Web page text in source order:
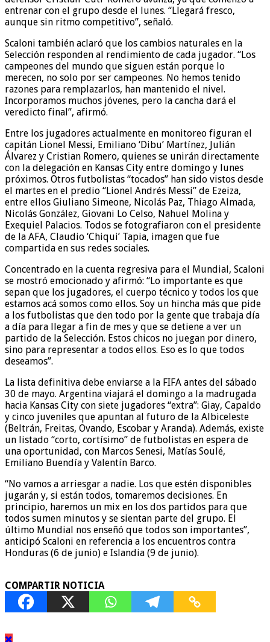
entrenar con el grupo desde el lunes. “Llegará fresco,
aunque sin ritmo competitivo”, señaló.
Scaloni también aclaró que los cambios naturales en la
Selección responden al rendimiento de cada jugador. “Los
campeones del mundo que siguen están porque lo
merecen, no solo por ser campeones. No hemos tenido
razones para remplazarlos, han mantenido el nivel.
Incorporamos muchos jóvenes, pero la cancha dará el
veredicto final”, afirmó.
Entre los jugadores actualmente en monitoreo figuran el
capitán Lionel Messi, Emiliano ‘Dibu’ Martínez, Julián
Álvarez y Cristian Romero, quienes se unirán directamente
con la delegación en Kansas City entre domingo y lunes
próximos. Otros futbolistas “tocados” han sido vistos desde
el martes en el predio “Lionel Andrés Messi” de Ezeiza,
entre ellos Giuliano Simeone, Nicolás Paz, Thiago Almada,
Nicolás González, Giovani Lo Celso, Nahuel Molina y
Exequiel Palacios. Todos se fotografiaron con el presidente
de la AFA, Claudio ‘Chiqui’ Tapia, imagen que fue
compartida en sus redes sociales.
Concentrado en la cuenta regresiva para el Mundial, Scaloni
se mostró emocionado y afirmó: “Lo importante es que
sepan que los jugadores, el cuerpo técnico y todos los que
estamos acá somos como ellos. Soy un hincha más que pide
a los futbolistas que den todo por la gente que trabaja día
a día para llegar a fin de mes y que se detiene a ver un
partido de la Selección. Estos chicos no juegan por dinero,
sino para representar a todos ellos. Eso es lo que todos
deseamos”.
La lista definitiva debe enviarse a la FIFA antes del sábado
30 de mayo. Argentina viajará el domingo a la madrugada
hacia Kansas City con siete jugadores “extra”: Giay, Capaldo
y cinco juveniles que apuntan al futuro de la Albiceleste
(Beltrán, Freitas, Ovando, Escobar y Aranda). Además, existe
un listado “corto, cortísimo” de futbolistas en espera de
una oportunidad, con Marcos Senesi, Matías Soulé,
Emiliano Buendía y Valentín Barco.
“No vamos a arriesgar a nadie. Los que estén disponibles
jugarán y, si están todos, tomaremos decisiones. En
principio, haremos un mix en los dos partidos para que
todos sumen minutos y se sientan parte del grupo. El
último Mundial nos enseñó que todos son importantes”,
anticipó Scaloni en referencia a los encuentros contra
Honduras (6 de junio) e Islandia (9 de junio).
COMPARTIR NOTICIA